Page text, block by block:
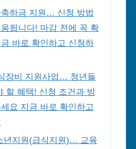
하금 지원… 신청 방법
됩니다! 마감 전에 꼭 확
바로 확인하고 신청하
장비 지원사업… 청년들
할 혜택! 신청 조건과 방
요 지금 바로 확인하고
년지원(급식지원)… 교육